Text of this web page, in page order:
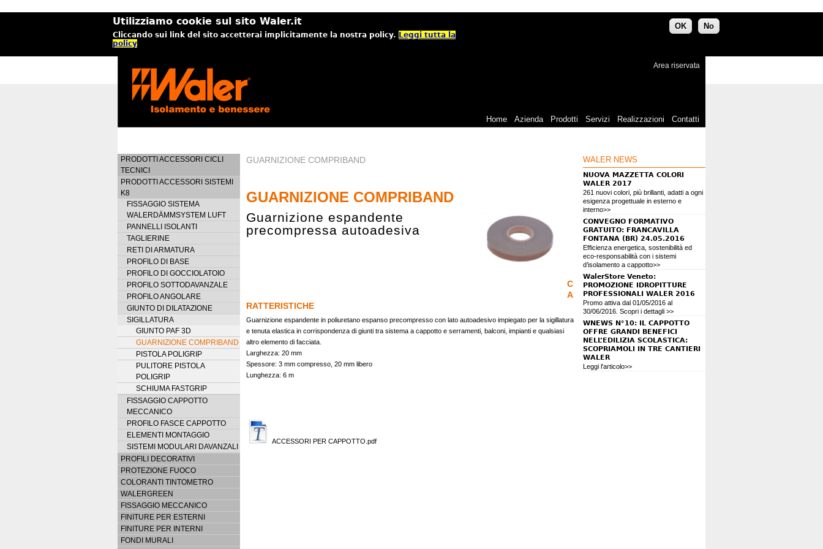
Utilizziamo cookie sul sito Waler.it
Cliccando sui link del sito accetterai implicitamente la nostra policy. Leggi tutta la
policy
OK No
Area riservata
Home Azienda Prodotti Servizi Realizzazioni Contatti
GUARNIZIONE COMPRIBAND
GUARNIZIONE COMPRIBAND
Guarnizione espandente
precompressa autoadesiva
C
A
RATTERISTICHE
Guarnizione espandente in poliuretano espanso precompresso con lato autoadesivo impiegato per la sigillatura
e tenuta elastica in corrispondenza di giunti tra sistema a cappotto e serramenti, balconi, impianti e qualsiasi
altro elemento di facciata.
Larghezza: 20 mm
Spessore: 3 mm compresso, 20 mm libero
Lunghezza: 6 m
ACCESSORI PER CAPPOTTO.pdf
PRODOTTI ACCESSORI CICLI
TECNICI
PRODOTTI ACCESSORI SISTEMI
K8
FISSAGGIO SISTEMA
WALERDÄMMSYSTEM LUFT
PANNELLI ISOLANTI
TAGLIERINE
RETI DI ARMATURA
PROFILO DI BASE
PROFILO DI GOCCIOLATOIO
PROFILO SOTTODAVANZALE
PROFILO ANGOLARE
GIUNTO DI DILATAZIONE
SIGILLATURA
GIUNTO PAF 3D
GUARNIZIONE COMPRIBAND
PISTOLA POLIGRIP
PULITORE PISTOLA
POLIGRIP
SCHIUMA FASTGRIP
FISSAGGIO CAPPOTTO
MECCANICO
PROFILO FASCE CAPPOTTO
ELEMENTI MONTAGGIO
SISTEMI MODULARI DAVANZALI
PROFILI DECORATIVI
PROTEZIONE FUOCO
COLORANTI TINTOMETRO
WALERGREEN
FISSAGGIO MECCANICO
FINITURE PER ESTERNI
FINITURE PER INTERNI
FONDI MURALI
WALER NEWS
NUOVA MAZZETTA COLORI
WALER 2017
261 nuovi colori, più brillanti, adatti a ogni
esigenza progettuale in esterno e
interno>>
CONVEGNO FORMATIVO
GRATUITO: FRANCAVILLA
FONTANA (BR) 24.05.2016
Efficienza energetica, sostenibilità ed
eco-responsabilità con i sistemi
d’isolamento a cappotto>>
WalerStore Veneto:
PROMOZIONE IDROPITTURE
PROFESSIONALI WALER 2016
Promo attiva dal 01/05/2016 al
30/06/2016. Scopri i dettagli >>
WNEWS N°10: IL CAPPOTTO
OFFRE GRANDI BENEFICI
NELL’EDILIZIA SCOLASTICA:
SCOPRIAMOLI IN TRE CANTIERI
WALER
Leggi l'articolo>>